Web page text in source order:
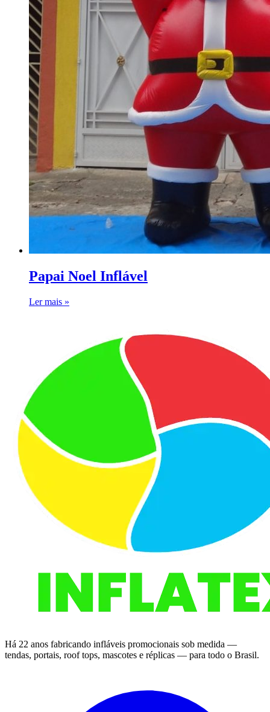
Papai Noel Inflável
Ler mais »
Há 22 anos fabricando infláveis promocionais sob medida —
tendas, portais, roof tops, mascotes e réplicas — para todo o Brasil.